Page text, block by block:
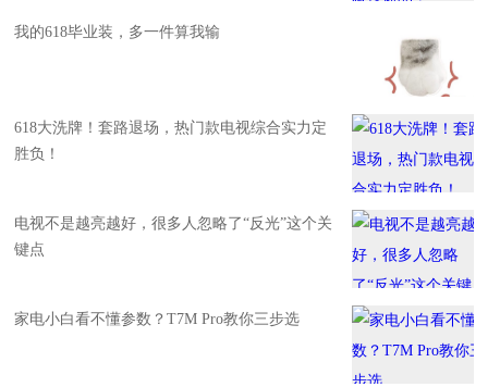
我的618毕业装，多一件算我输
618大洗牌！套路退场，热门款电视综合实力定
胜负！
电视不是越亮越好，很多人忽略了“反光”这个关
键点
家电小白看不懂参数？T7M Pro教你三步选